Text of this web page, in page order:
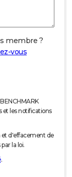
membre ?
vous
et les notifications
et d'effacement de
la loi.
.